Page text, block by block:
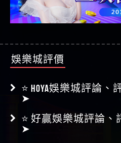
娛樂城評價
⭐ HOYA娛樂城評論
➤
⭐ 好贏娛樂城評論
➤